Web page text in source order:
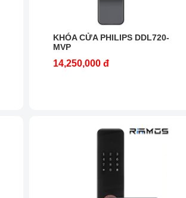
KHÓA CỬA PHILIPS DDL720-
MVP
14,250,000 đ